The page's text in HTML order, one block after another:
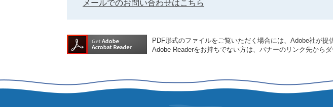
メールでのお問い合わせはこちら
PDF形式のファイルをご覧いただく場合には、Adobe社が提
Adobe Readerをお持ちでない方は、バナーのリンク先から